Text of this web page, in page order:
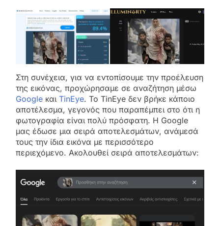
Στη συνέχεια, για να εντοπίσουμε την προέλευση
της εικόνας, προχώρησαμε σε αναζήτηση μέσω
Google και TinEye. Το TinEye δεν βρήκε κάποιο
αποτέλεσμα, γεγονός που παραπέμπει στο ότι η
φωτογραφία είναι πολύ πρόσφατη. Η Google
μας έδωσε μια σειρά αποτελεσμάτων, ανάμεσά
τους την ίδια εικόνα με περισσότερο
περιεχόμενο. Ακολουθεί σειρά αποτελεσμάτων: